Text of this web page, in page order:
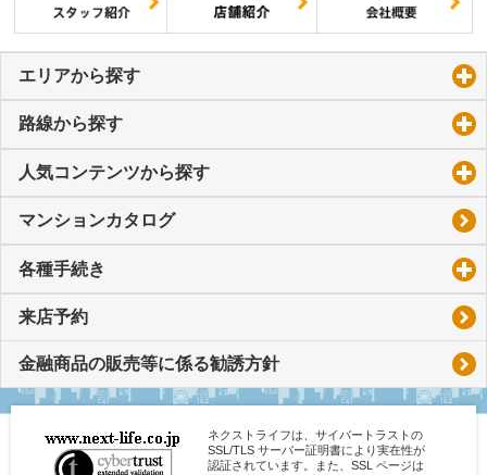
エリアから探す
路線から探す
人気コンテンツから探す
マンションカタログ
各種手続き
来店予約
金融商品の販売等に係る勧誘方針
ネクストライフは、サイバートラストの
SSL/TLS サーバー証明書により実在性が
認証されています。また、SSL ページは